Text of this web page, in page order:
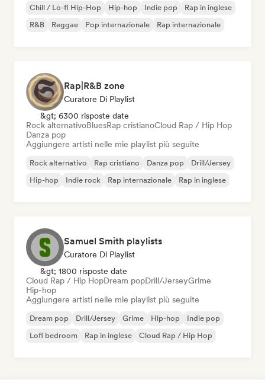
Chill / Lo-fi Hip-Hop Hip-hop Indie pop
Rap in inglese
R&B
Reggae Pop internazionale Rap internazionale
Rap|R&B zone
Curatore Di Playlist
&gt; 6300 risposte date
Rock alternativoBluesRap cristianoCloud Rap / Hip Hop
Danza pop
Aggiungere artisti nelle mie playlist più seguite
Rock alternativo Rap cristiano Danza pop
Drill/Jersey
Hip-hop
Indie rock Rap internazionale Rap in inglese
Samuel Smith playlists
Curatore Di Playlist
&gt; 1800 risposte date
Cloud Rap / Hip HopDream popDrill/JerseyGrime
Hip-hop
Aggiungere artisti nelle mie playlist più seguite
Dream pop Drill/Jersey Grime Hip-hop
Indie pop
Lofi bedroom
Rap in inglese Cloud Rap / Hip Hop